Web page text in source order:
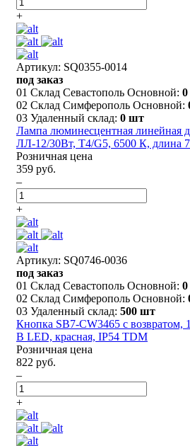
+
Артикул: SQ0355-0014
под заказ
01 Склад Севастополь Основной:
02 Склад Симферополь Основной:
03 Удаленный склад: 0 шт
Лампа люминесцентная линейная
ЛЛ-12/30Вт, T4/G5, 6500 К, длина
Розничная цена
359 руб.
–
+
Артикул: SQ0746-0036
под заказ
01 Склад Севастополь Основной:
02 Склад Симферополь Основной:
03 Удаленный склад: 500 шт
Кнопка SB7-CW3465 с
В LED, красная, IP54 TDM
Розничная цена
822 руб.
–
+